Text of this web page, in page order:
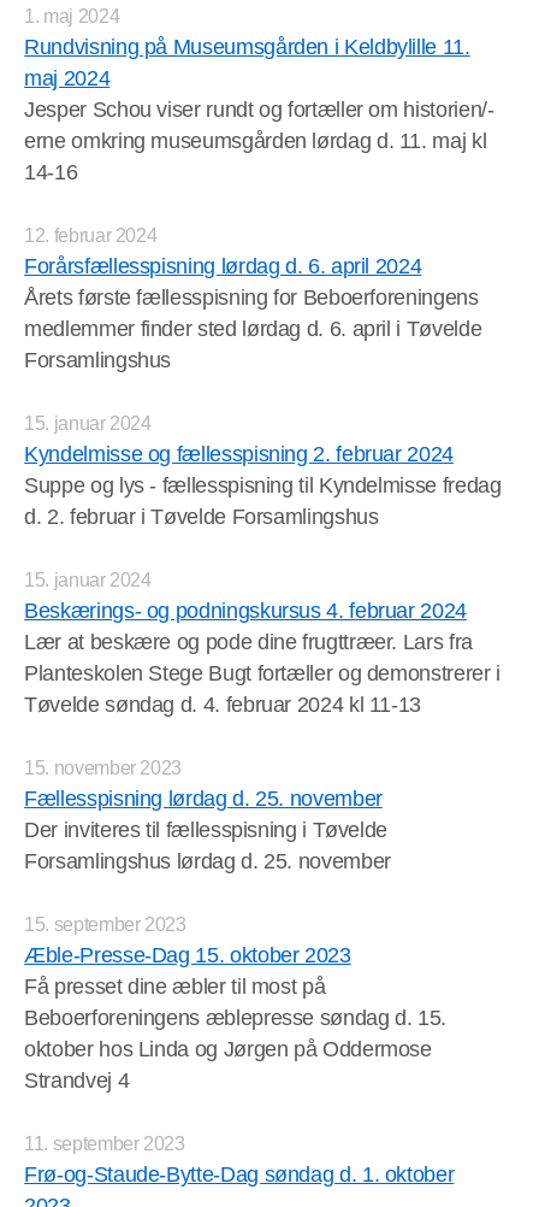
1. maj 2024
Rundvisning på Museumsgården i Keldbylille 11.
maj 2024
Jesper Schou viser rundt og fortæller om historien/-
erne omkring museumsgården lørdag d. 11. maj kl
14-16
12. februar 2024
Forårsfællesspisning lørdag d. 6. april 2024
Årets første fællesspisning for Beboerforeningens
medlemmer finder sted lørdag d. 6. april i Tøvelde
Forsamlingshus
15. januar 2024
Kyndelmisse og fællesspisning 2. februar 2024
Suppe og lys - fællesspisning til Kyndelmisse fredag
d. 2. februar i Tøvelde Forsamlingshus
15. januar 2024
Beskærings- og podningskursus 4. februar 2024
Lær at beskære og pode dine frugttræer. Lars fra
Planteskolen Stege Bugt fortæller og demonstrerer i
Tøvelde søndag d. 4. februar 2024 kl 11-13
15. november 2023
Fællesspisning lørdag d. 25. november
Der inviteres til fællesspisning i Tøvelde
Forsamlingshus lørdag d. 25. november
15. september 2023
Æble-Presse-Dag 15. oktober 2023
Få presset dine æbler til most på
Beboerforeningens æblepresse søndag d. 15.
oktober hos Linda og Jørgen på Oddermose
Strandvej 4
11. september 2023
Frø-og-Staude-Bytte-Dag søndag d. 1. oktober